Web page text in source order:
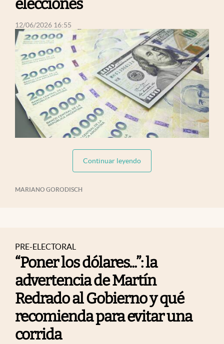
elecciones
12/06/2026 16:55
Continuar leyendoabre en nueva pestaña
MARIANO GORODISCH
PRE-ELECTORAL
“Poner los dólares...”: la
advertencia de Martín
Redrado al Gobierno y qué
recomienda para evitar una
corrida